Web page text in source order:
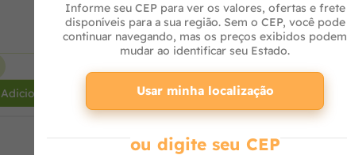
Adicionar ao carrinho Adicionar ao carrinho
Informe seu CEP para ver os valores, ofertas e frete
disponíveis para a sua região. Sem o CEP, você pode
continuar navegando, mas os preços exibidos podem
mudar ao identificar seu Estado.
Usar minha localização
ou digite seu CEP